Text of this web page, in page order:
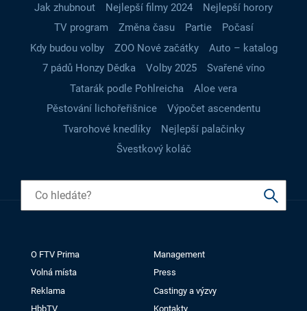
Jak zhubnout Nejlepší filmy 2024
Nejlepší horory
TV program
Změna času Partie
Počasí
Kdy budou volby
ZOO Nové začátky
Auto – katalog
7 pádů Honzy Dědka
Volby 2025
Svařené víno
Tatarák podle Pohlreicha
Aloe vera
Pěstování lichořeřišnice
Výpočet ascendentu
Tvarohové knedlíky
Nejlepší palačinky
Švestkový koláč
O FTV Prima
Management
Volná místa
Press
Reklama
Castingy a výzvy
HbbTV
Kontakty